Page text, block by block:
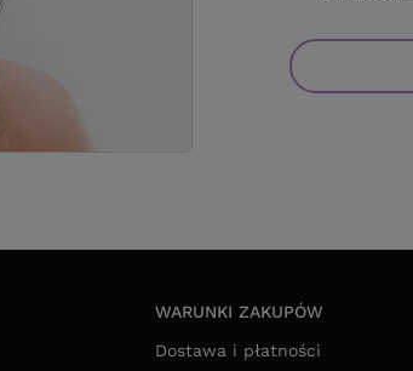
WARUNKI ZAKUPÓW
Dostawa i płatności